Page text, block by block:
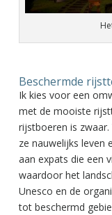
Beschermde
Ik kies voor een
met de mooiste
rijstboeren is
ze nauwelijks leven
aan expats die een
waardoor het
Unesco en de
tot beschermd